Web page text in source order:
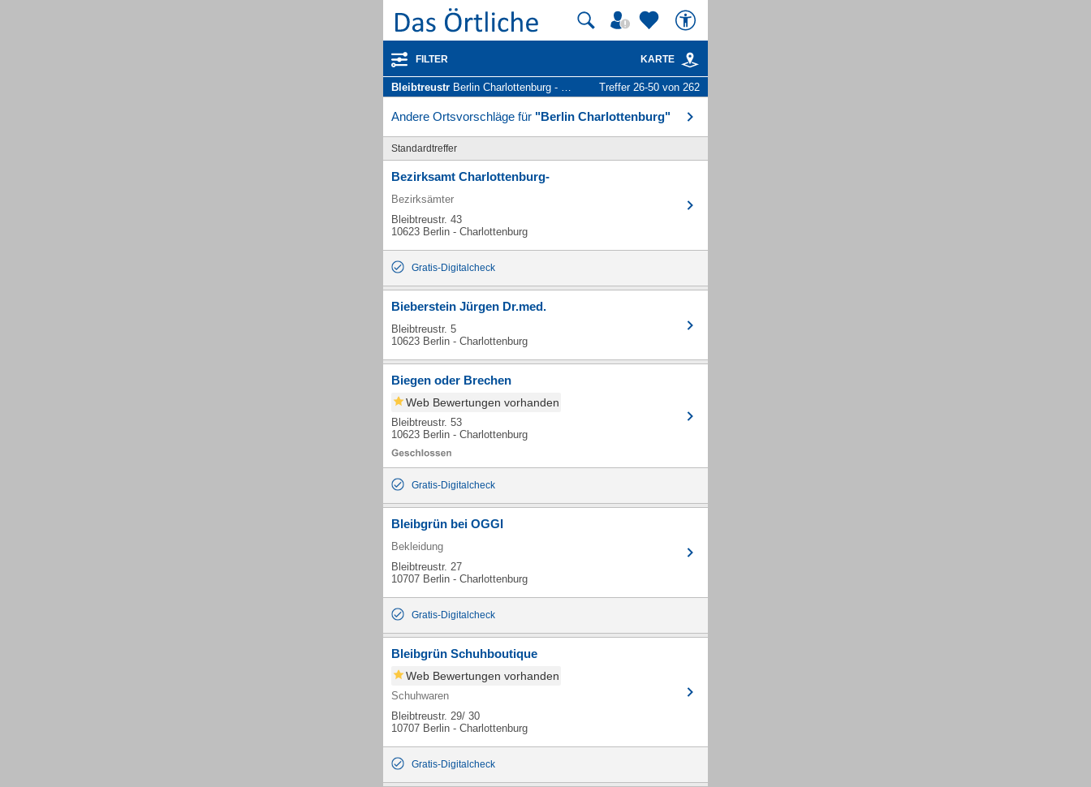
FILTER KARTE
Bleibtreustr Berlin Charlottenburg - Unternehmen und Personen Treffer 26-50 von 262
Andere Ortsvorschläge für "Berlin Charlottenburg"
Standardtreffer
Bezirksamt Charlottenburg-
Bezirksämter
Bleibtreustr. 43
10623 Berlin - Charlottenburg
Gratis-Digitalcheck
Bieberstein Jürgen Dr.med.
Bleibtreustr. 5
10623 Berlin - Charlottenburg
Biegen oder Brechen
Web Bewertungen vorhanden
Bleibtreustr. 53
10623 Berlin - Charlottenburg
Gratis-Digitalcheck
Bleibgrün bei OGGI
Bekleidung
Bleibtreustr. 27
10707 Berlin - Charlottenburg
Gratis-Digitalcheck
Bleibgrün Schuhboutique
Web Bewertungen vorhanden
Schuhwaren
Bleibtreustr. 29/ 30
10707 Berlin - Charlottenburg
Gratis-Digitalcheck